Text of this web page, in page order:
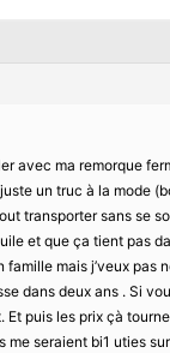
avec ma remorque
un truc à la mode
transporter sans se
et que ça tient pas
famille mais j’veux pas
dans deux ans . Si
Et puis les prix çà
me seraient bi1 uties